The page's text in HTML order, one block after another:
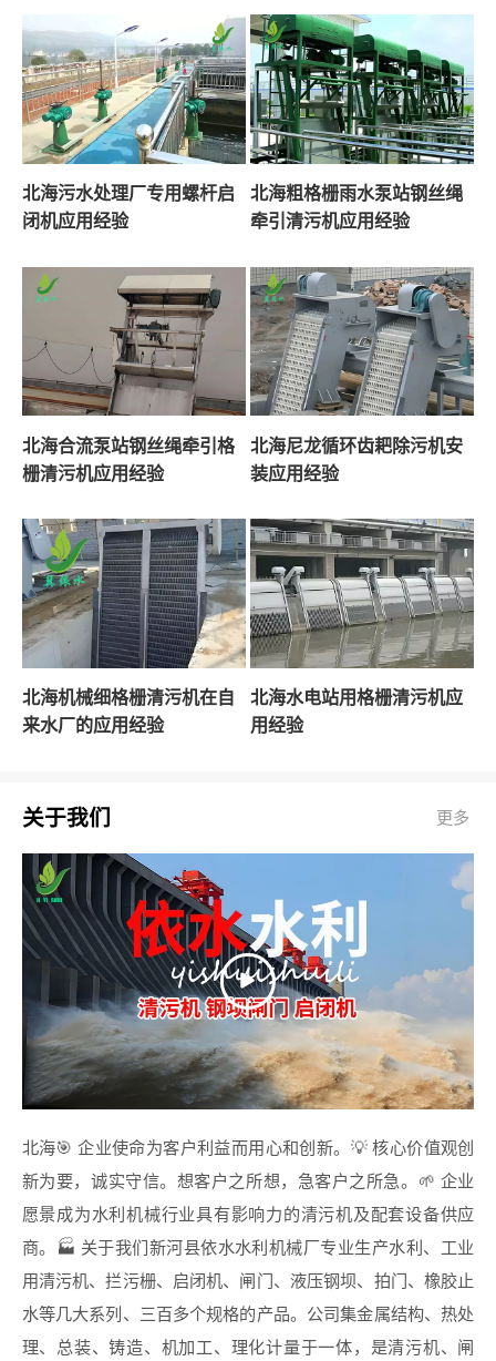
北海污水处理厂专用螺杆启
闭机应用经验
北海粗格栅雨水泵站钢丝绳
牵引清污机应用经验
北海合流泵站钢丝绳牵引格
栅清污机应用经验
北海尼龙循环齿耙除污机安
装应用经验
北海机械细格栅清污机在自
来水厂的应用经验
北海水电站用格栅清污机应
用经验
关于我们 更多
北海🎯 企业使命为客户利益而用心和创新。💡 核心价值观创
新为要，诚实守信。想客户之所想，急客户之所急。🌱 企业
愿景成为水利机械行业具有影响力的清污机及配套设备供应
商。🏭 关于我们新河县依水水利机械厂专业生产水利、工业
用清污机、拦污栅、启闭机、闸门、液压钢坝、拍门、橡胶止
水等几大系列、三百多个规格的产品。公司集金属结构、热处
理、总装、铸造、机加工、理化计量于一体，是清污机、闸